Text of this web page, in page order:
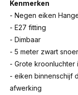
Kenmerken
- Negen eiken
- E27 fitting
- Dimbaar
- 5 meter zwart snoer
- Grote kroonluchter
- eiken binnenschijf
afwerking